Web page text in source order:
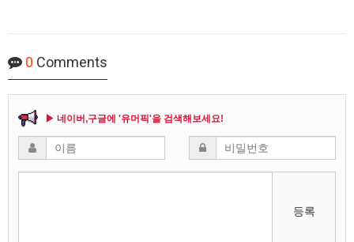
0 Comments
▶ 네이버,구글에 '유머픽'을 검색해보세요!
등록